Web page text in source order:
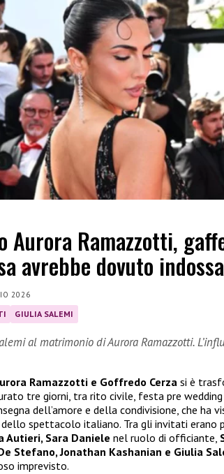
Aurora Ramazzotti,
avrebbe dovuto
2026
GIULIA SALEMI
al matrimonio di Aurora Ramazzotti.
Ramazzotti e Goffredo Cerzasi è
tre giorni, tra rito civile, festa pre
dell’amore e della condivisione, che ha
spettacolo italiano. Tra gli invitati erano
Autieri, Sara Daniele nel ruolo di officiante,
Stefano, Jonathan Kashanian e Giulia
imprevisto.